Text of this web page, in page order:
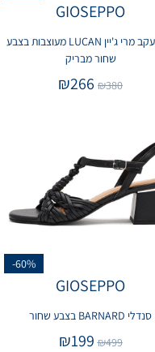
GIOSEPPO
נעלי עקב מרי ג'יין LUCAN מעוצבות בצבע
שחור מבריק
₪380
₪266
-60%
GIOSEPPO
סנדלי BARNARD בצבע שחור
₪499
₪199